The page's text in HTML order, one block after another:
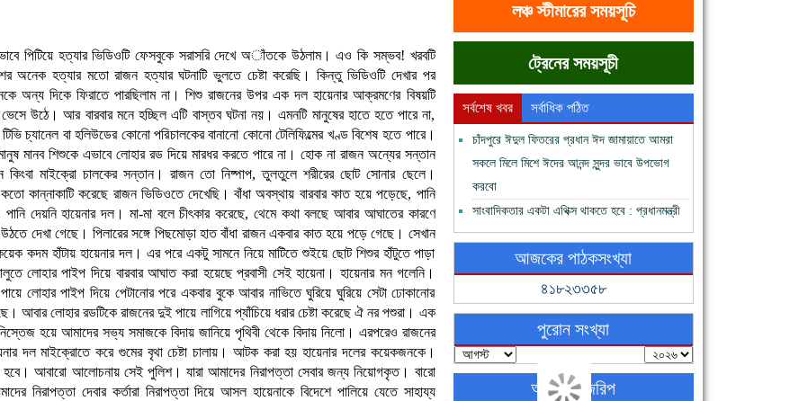
পিটিয়ে হত্যার ভিডিওটি ফেসবুকে সরাসরি দেখে অাঁতকে উঠলাম। এও কি সম্ভব! খরবটি
অনেক হত্যার মতো রাজন হত্যার ঘটনাটি ভুলতে চেষ্টা করেছি। কিন্তু ভিডিওটি দেখার পর
অন্য দিকে ফিরাতে পারছিলাম না। শিশু রাজনের উপর এক দল হায়েনার আক্রমণের বিষয়টি
উঠে। আর বারবার মনে হচ্ছিল এটি বাস্তব ঘটনা নয়। এমনটি মানুষের হাতে হতে পারে না,
চ্যানেল বা হলিউডের কোনো পরিচালকের বানানো কোনো টেলিফিল্মের খণ্ড বিশেষ হতে পারে।
মানব শিশুকে এভাবে লোহার রড দিয়ে মারধর করতে পারে না। হোক না রাজন অন্যের সন্তান
কিংবা মাইক্রো চালকের সন্তান। রাজন তো নিষ্পাপ, তুলতুলে শরীরের ছোট সোনার ছেলে।
কান্নাকাটি করেছে রাজন ভিডিওতে দেখেছি। বাঁধা অবস্থায় বারবার কাত হয়ে পড়েছে, পানি
পানি দেয়নি হায়েনার দল। মা-মা বলে চীৎকার করেছে, থেমে কথা বলছে আবার আঘাতের কারণে
দেখা গেছে। পিলারের সঙ্গে পিছমোড়া হাত বাঁধা রাজন একবার কাত হয়ে পড়ে গেছে। সেখান
কদম হাঁটায় হায়েনার দল। এর পরে একটু সামনে নিয়ে মাটিতে শুইয়ে ছোট শিশুর হাঁটুতে পাড়া
লোহার পাইপ দিয়ে বারবার আঘাত করা হয়েছে প্রবাসী সেই হায়েনা। হায়েনার মন গলেনি।
লোহার পাইপ দিয়ে পেটানোর পরে একবার বুকে আবার নাভিতে ঘুরিয়ে ঘুরিয়ে সেটা ঢোকানোর
আবার লোহার রডটিকে রাজনের দুই পায়ে লাগিয়ে প্যাঁচিয়ে ধরার চেষ্টা করেছে ঐ নর পশুরা। এক
নিস্তেজ হয়ে আমাদের সভ্য সমাজকে বিদায় জানিয়ে পৃথিবী থেকে বিদায় নিলো। এরপরেও রাজনের
দল মাইক্রোতে করে গুমের বৃথা চেষ্টা চালায়। আটক করা হয় হায়েনার দলের কয়েকজনকে।
আবারো আলোচনায় সেই পুলিশ। যারা আমাদের নিরাপত্তা সেবার জন্য নিয়োগকৃত। বারো
নিরাপত্তা দেবার কর্তারা নিরাপত্তা দিয়ে আসল হায়েনাকে বিদেশে পালিয়ে যেতে সাহায্য
লঞ্চ স্টীমারের সময়সূচি
ট্রেনের সময়সূচী
সর্বশেষ খবর সর্বাধিক পঠিত
চাঁদপুরে ঈদুল ফিতরের প্রধান ঈদ জামায়াতে আমরা
সকলে মিলে মিশে ঈদের আনন্দ সুন্দর ভাবে উপভোগ
করবো
সাংবাদিকতার একটা এথিক্স থাকতে হবে : প্রধানমন্ত্রী
আজকের পাঠকসংখ্যা
৪১৮২৩৩৫৮
পুরোন সংখ্যা
অনলাইন জরিপ